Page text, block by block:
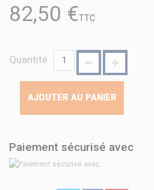
82,50 €TTC
Quantité
AJOUTER AU PANIER
Paiement sécurisé avec